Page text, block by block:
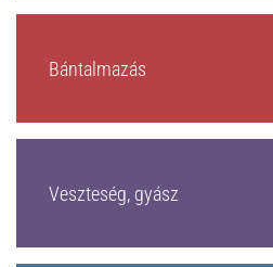
Bántalmazás
Veszteség, gyász